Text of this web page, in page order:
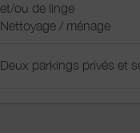
et/ou de linge
Nettoyage / ménage
Deux parkings privés et